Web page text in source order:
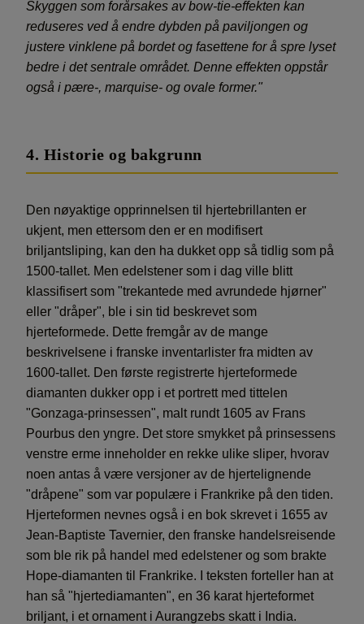
Skyggen som forårsakes av bow-tie-effekten kan
reduseres ved å endre dybden på paviljongen og
justere vinklene på bordet og fasettene for å spre lyset
bedre i det sentrale området. Denne effekten oppstår
også i pære-, marquise- og ovale former."
4. Historie og bakgrunn
Den nøyaktige opprinnelsen til hjertebrillanten er
ukjent, men ettersom den er en modifisert
briljantsliping, kan den ha dukket opp så tidlig som på
1500-tallet. Men edelstener som i dag ville blitt
klassifisert som "trekantede med avrundede hjørner"
eller "dråper", ble i sin tid beskrevet som
hjerteformede. Dette fremgår av de mange
beskrivelsene i franske inventarlister fra midten av
1600-tallet. Den første registrerte hjerteformede
diamanten dukker opp i et portrett med tittelen
"Gonzaga-prinsessen", malt rundt 1605 av Frans
Pourbus den yngre. Det store smykket på prinsessens
venstre erme inneholder en rekke ulike sliper, hvorav
noen antas å være versjoner av de hjertelignende
"dråpene" som var populære i Frankrike på den tiden.
Hjerteformen nevnes også i en bok skrevet i 1655 av
Jean-Baptiste Tavernier, den franske handelsreisende
som ble rik på handel med edelstener og som brakte
Hope-diamanten til Frankrike. I teksten forteller han at
han så "hjertediamanten", en 36 karat hjerteformet
briljant, i et ornament i Aurangzebs skatt i India.